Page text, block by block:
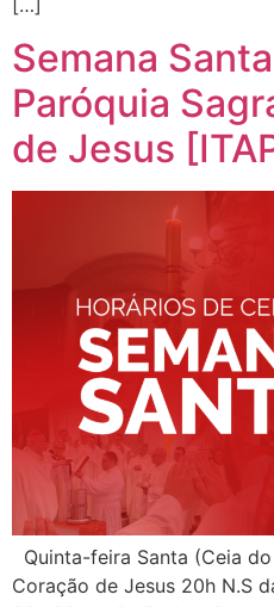
Semana
Paróquia
de Jesus
Quinta-feira Santa (Ceia
Coração de Jesus 20h N.S